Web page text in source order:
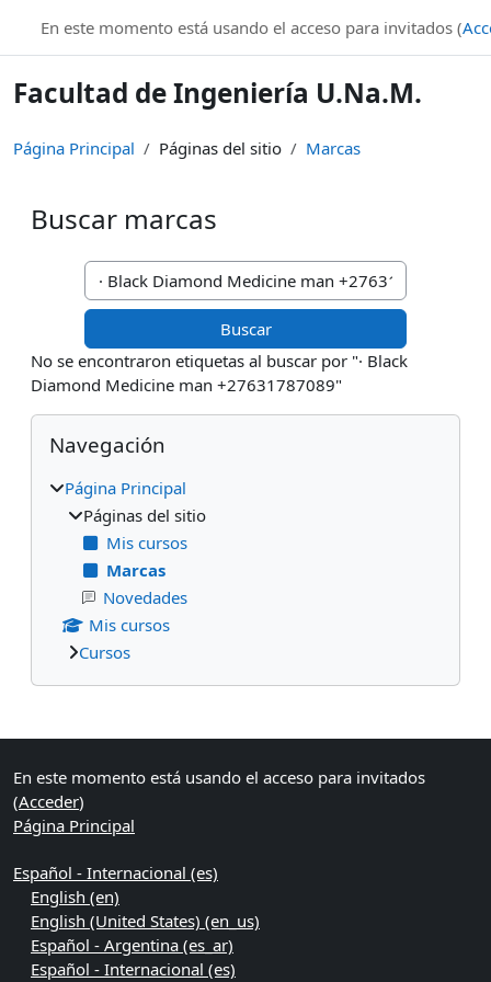
En este momento está usando el acceso para invitados (
Facultad de Ingeniería U.Na.M.
Página Principal Páginas del sitio Marcas
Buscar marcas
Buscar marcas
No se encontraron etiquetas al buscar por "· Black
Diamond Medicine man +27631787089"
Bloques
Salta Navegación
Navegación
Página Principal
Páginas del sitio
Mis cursos
Marcas
Novedades
Mis cursos
Cursos
Bloques suplementarios
En este momento está usando el acceso para invitados
(Acceder)
Página Principal
Español - Internacional ‎(es)‎
English ‎(en)‎
English (United States) ‎(en_us)‎
Español - Argentina ‎(es_ar)‎
Español - Internacional ‎(es)‎